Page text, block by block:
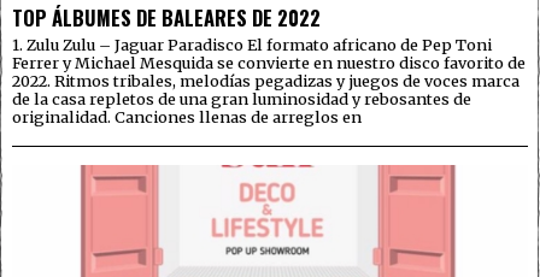
TOP ÁLBUMES DE BALEARES DE 2022
1. Zulu Zulu – Jaguar Paradisco El formato africano de Pep Toni
Ferrer y Michael Mesquida se convierte en nuestro disco favorito de
2022. Ritmos tribales, melodías pegadizas y juegos de voces marca
de la casa repletos de una gran luminosidad y rebosantes de
originalidad. Canciones llenas de arreglos en